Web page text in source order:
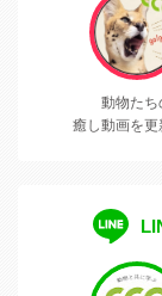
動物たち
癒し動画を更